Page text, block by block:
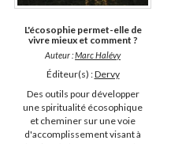
L'écosophie permet-elle de
vivre mieux et comment ?
Auteur :Marc Halévy
Éditeur(s) :Dervy
Des outils pour développer
une spiritualité écosophique
et cheminer sur une voie
d'accomplissement visant à